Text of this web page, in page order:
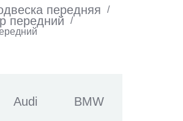
передняя /
передний
/
Audi BMW